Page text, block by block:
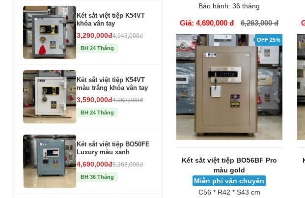
Két sắt việt tiệp K54VT
khóa vân tay
3,290,000đ4,943,000đ
BH 24 Tháng
Két sắt việt tiệp K54VT
màu trắng khóa vân tay
3,590,000đ4,963,000đ
BH 24 Tháng
Két sắt việt tiệp BO50FE
Luxury màu xanh
4,690,000đ6,263,000đ
BH 36 Tháng
Bảo hành: 36 tháng
Giá: 4,690,000 đ 6,263,000 đ
GIỎ HÀNG
OFF 25%
Két sắt việt tiệp BO56BF Pro
màu gold
Miễn phí vận chuyển
C56 * R42 * S43 cm